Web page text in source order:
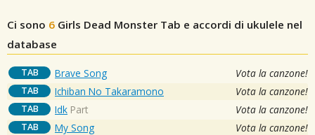
Ci sono 6 Girls Dead Monster Tab e accordi di ukulele nel
database
TAB Brave Song Vota la canzone!
TAB Ichiban No Takaramono Vota la canzone!
TAB Idk Part Vota la canzone!
TAB My Song Vota la canzone!